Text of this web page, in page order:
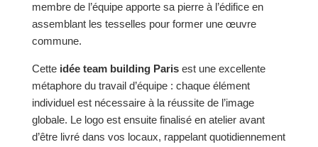
membre de l’équipe apporte sa pierre à l’édifice en
assemblant les tesselles pour former une œuvre
commune.
Cette idée team building Paris est une excellente
métaphore du travail d’équipe : chaque élément
individuel est nécessaire à la réussite de l’image
globale. Le logo est ensuite finalisé en atelier avant
d’être livré dans vos locaux, rappelant quotidiennement